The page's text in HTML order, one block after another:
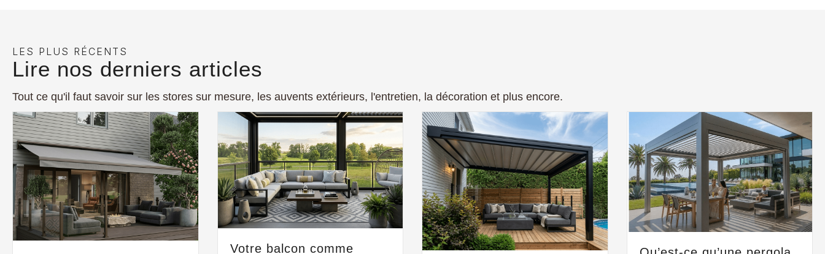
LES PLUS RÉCENTS
Lire nos derniers articles
Tout ce qu'il faut savoir sur les stores sur mesure, les auvents extérieurs, l'entretien, la décoration et plus encore.
Votre balcon comme